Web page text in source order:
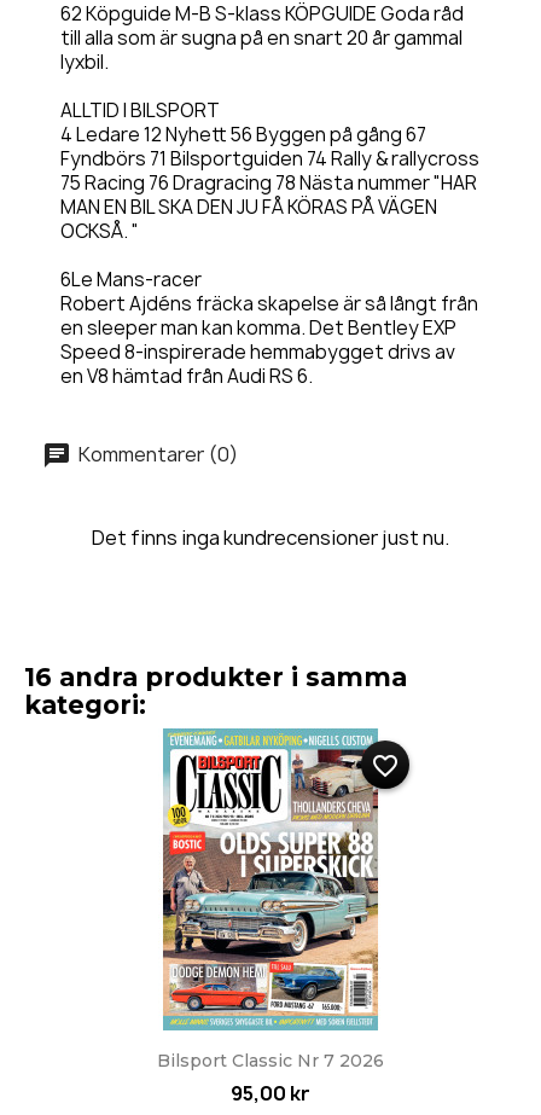
62 Köpguide M-B S-klass KÖPGUIDE Goda råd
till alla som är sugna på en snart 20 år gammal
lyxbil.
ALLTID I BILSPORT
4 Ledare 12 Nyhett 56 Byggen på gång 67
Fyndbörs 71 Bilsportguiden 74 Rally & rallycross
75 Racing 76 Dragracing 78 Nästa nummer "HAR
MAN EN BIL SKA DEN JU FÅ KÖRAS PÅ VÄGEN
OCKSÅ. "
6Le Mans-racer
Robert Ajdéns fräcka skapelse är så långt från
en sleeper man kan komma. Det Bentley EXP
Speed 8-inspirerade hemmabygget drivs av
en V8 hämtad från Audi RS 6.
Kommentarer (0)
Det finns inga kundrecensioner just nu.
16 andra produkter i samma
kategori:
Bilsport Classic Nr 7 2026
95,00 kr
favorite_border